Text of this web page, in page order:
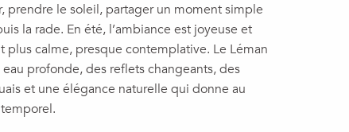
prendre le soleil, partager un moment simple
la rade. En été, l’ambiance est joyeuse et
plus calme, presque contemplative. Le Léman
profonde, des reflets changeants, des
et une élégance naturelle qui donne au